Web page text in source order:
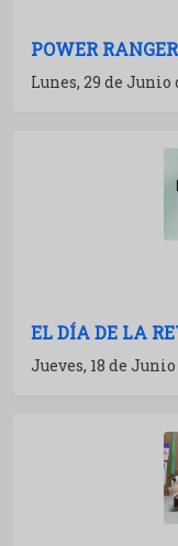
Lunes, 29 de Junio
Jueves, 18 de